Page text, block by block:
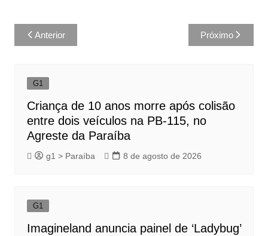
Navegação
de
Anterior Próximo
G1
Criança de 10 anos morre após colisão
entre dois veículos na PB-115, no
Agreste da Paraíba
g1 > Paraíba 8 de agosto de 2026
G1
Imagineland anuncia painel de ‘Ladybug’